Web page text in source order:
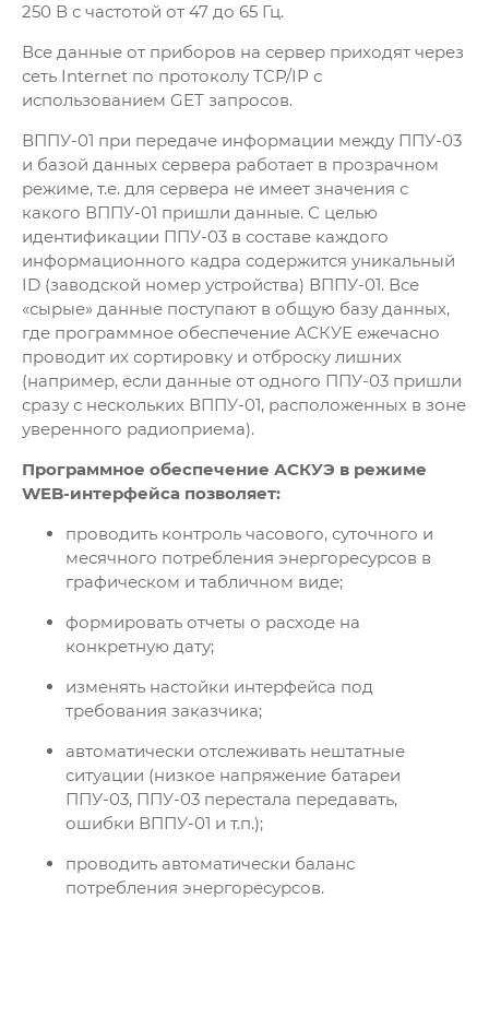
250 В с частотой от 47 до 65 Гц.
Все данные от приборов на сервер приходят через
сеть Internet по протоколу TCP/IP с
использованием GET запросов.
ВППУ-01 при передаче информации между ППУ-03
и базой данных сервера работает в прозрачном
режиме, т.е. для сервера не имеет значения с
какого ВППУ-01 пришли данные. С целью
идентификации ППУ-03 в составе каждого
информационного кадра содержится уникальный
ID (заводской номер устройства) ВППУ-01. Все
«сырые» данные поступают в общую базу данных,
где программное обеспечение АСКУЕ ежечасно
проводит их сортировку и отброску лишних
(например, если данные от одного ППУ-03 пришли
сразу с нескольких ВППУ-01, расположенных в зоне
уверенного радиоприема).
Программное обеспечение АСКУЭ в режиме
WEB-интерфейса позволяет:
проводить контроль часового, суточного и
месячного потребления энергоресурсов в
графическом и табличном виде;
формировать отчеты о расходе на
конкретную дату;
изменять настойки интерфейса под
требования заказчика;
автоматически отслеживать нештатные
ситуации (низкое напряжение батареи
ППУ-03, ППУ-03 перестала передавать,
ошибки ВППУ-01 и т.п.);
проводить автоматически баланс
потребления энергоресурсов.